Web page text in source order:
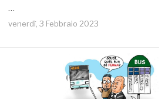
…
venerdì, 3 Febbraio 2023